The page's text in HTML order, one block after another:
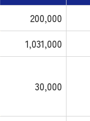
200,000
1,031,000
30,000